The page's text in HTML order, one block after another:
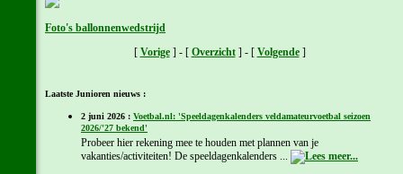
Foto's ballonnenwedstrijd
[ Vorige] - [ Overzicht] - [ Volgende]
Laatste Junioren nieuws :
2 juni 2026 : Voetbal.nl: 'Speeldagenkalenders veldamateurvoetbal seizoen
2026/'27 bekend'
Probeer hier rekening mee te houden met plannen van je
vakanties/activiteiten! De speeldagenkalenders ...